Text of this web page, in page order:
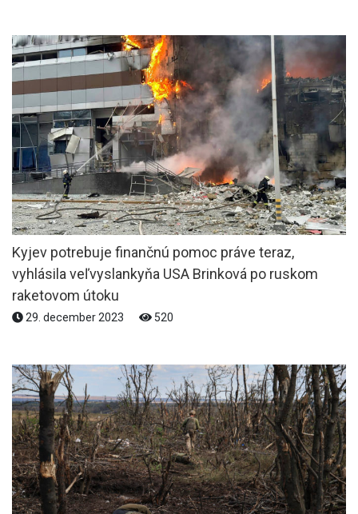
Kyjev potrebuje finančnú pomoc práve teraz,
vyhlásila veľvyslankyňa USA Brinková po ruskom
raketovom útoku
29. december 2023 520